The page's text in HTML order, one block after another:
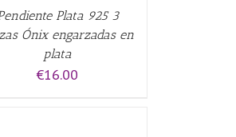
Plata 925 3
Ónix engarzadas en
plata
€16.00